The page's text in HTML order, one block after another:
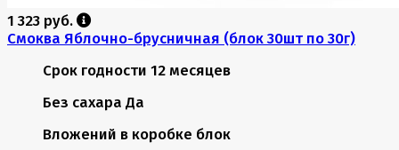
1 323 руб.
Смоква Яблочно-брусничная (блок 30шт по 30г)
Срок годности 12 месяцев
Без сахара Да
Вложений в коробке блок